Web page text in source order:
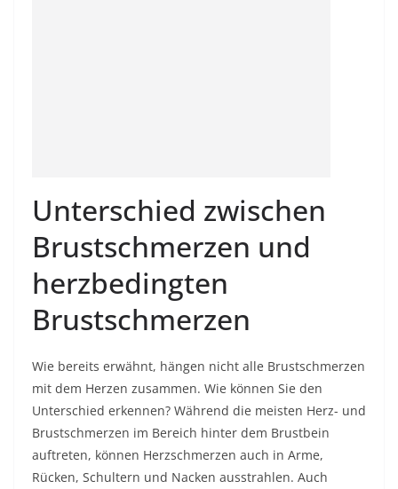
Unterschied zwischen
Brustschmerzen und
herzbedingten
Brustschmerzen
Wie bereits erwähnt, hängen nicht alle Brustschmerzen
mit dem Herzen zusammen. Wie können Sie den
Unterschied erkennen? Während die meisten Herz- und
Brustschmerzen im Bereich hinter dem Brustbein
auftreten, können Herzschmerzen auch in Arme,
Rücken, Schultern und Nacken ausstrahlen. Auch